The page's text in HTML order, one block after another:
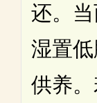
还。
湿置
供养